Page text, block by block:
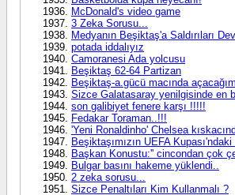
McDonald's video game
3 Zeka Sorusu...
Medyanın Beşiktaş'a Saldırıları
potada iddalıyız
Camoranesi Ada yolcusu
Beşiktaş 62-64 Partizan
Beşiktaş-a.gücü macında
Sizce Galatasaray yenilgisinde en
son galibiyet fenere karşı !!!!!
Fedakar Toraman..!!!
'Yeni Ronaldinho' Chelsea
Beşiktaşımızın UEFA
Başkan Konustu:'' cincondan çok
Bulgar basını hakeme yüklendi..
2 zeka sorusu...
Sizce Penaltıları Kim Kullanmalı ?